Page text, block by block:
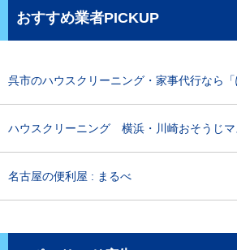
おすすめ業者PICKUP
呉市のハウスクリーニング・家事代行なら「
ハウスクリーニング 横浜・川崎おそうじマ
名古屋の便利屋 : まるべ